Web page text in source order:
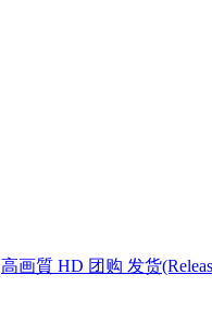
高画質 HD 团购 发货